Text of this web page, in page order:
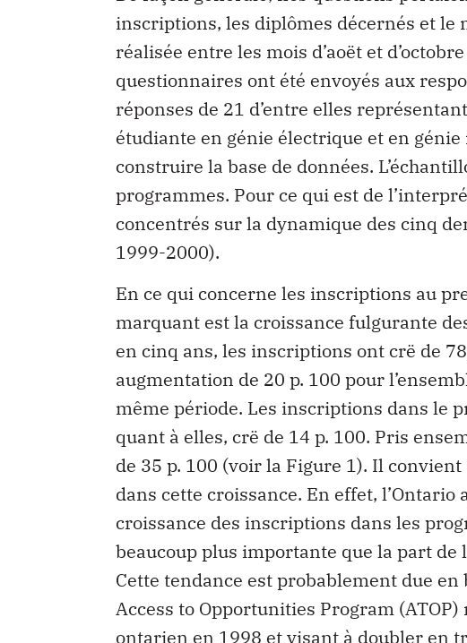
inscriptions, les diplômes décernés et le
réalisée entre les mois d’aoët et
questionnaires ont été envoyés aux
réponses de 21 d’entre elles
étudiante en génie électrique et en
construire la base de données.
programmes. Pour ce qui est de
concentrés sur la dynamique des cinq
1999-2000).
En ce qui concerne les inscriptions au
marquant est la croissance fulgurante
en cinq ans, les inscriptions ont crë de
augmentation de 20 p. 100 pour
même période. Les inscriptions dans le
quant à elles, crë de 14 p. 100. Pris
de 35 p. 100 (voir la Figure 1). Il
dans cette croissance. En effet, l’Ontario
croissance des inscriptions dans les
beaucoup plus importante que la part de
Cette tendance est probablement due
Access to Opportunities Program
ontarien en 1998 et visant à doubler en